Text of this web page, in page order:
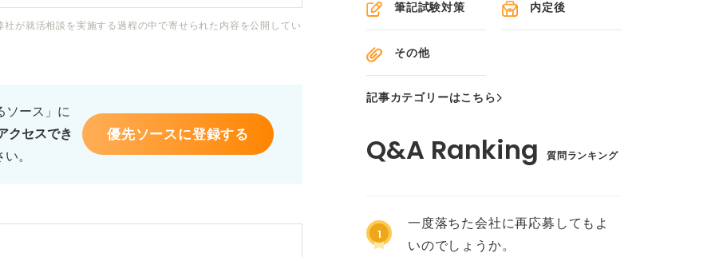
どんな準備をすればよいのか、また当日は何
です。
が就活相談を実施する過程の中で寄せられた内容を公開してい
ソース」に
クセスでき
。
優先ソースに登録する
筆記試験対策 内定後
その他
記事カテゴリーはこちら
質問ランキング
1
一度落ちた会社に再応募してもよ
いのでしょうか。